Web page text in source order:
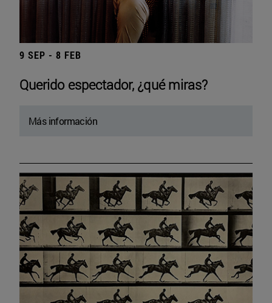
9 SEP - 8 FEB
Querido espectador, ¿qué miras?
Más información